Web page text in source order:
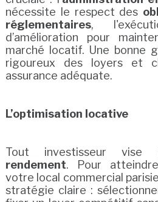
nécessite le respect des
réglementaires,
d’amélioration pour
marché locatif. Une bonne
rigoureux des loyers et
assurance adéquate.
L’optimisation locative
Tout investisseur
rendement. Pour
votre local commercial
stratégie claire :